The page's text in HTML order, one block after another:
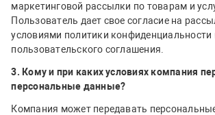
маркетинговой рассылки по товарам и
Пользователь дает свое согласие на
условиями политики конфиденциальности
пользовательского соглашения.
3. Кому и при каких условиях компания
персональные данные?
Компания может передавать